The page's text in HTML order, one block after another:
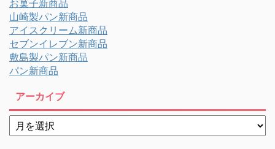
お菓子新商品
山崎製パン新商品
アイスクリーム新商品
セブンイレブン新商品
敷島製パン新商品
パン新商品
アーカイブ